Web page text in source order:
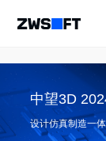
中望3D
设计仿真制造一